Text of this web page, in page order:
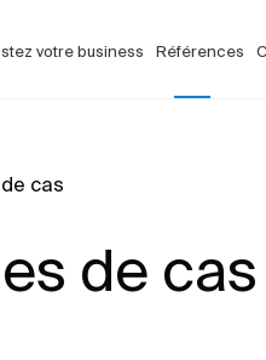
votre business Références
cas
de cas